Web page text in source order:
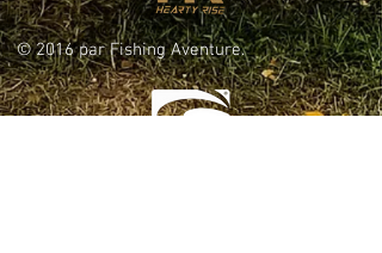
© 2016 par Fishing Aventure.